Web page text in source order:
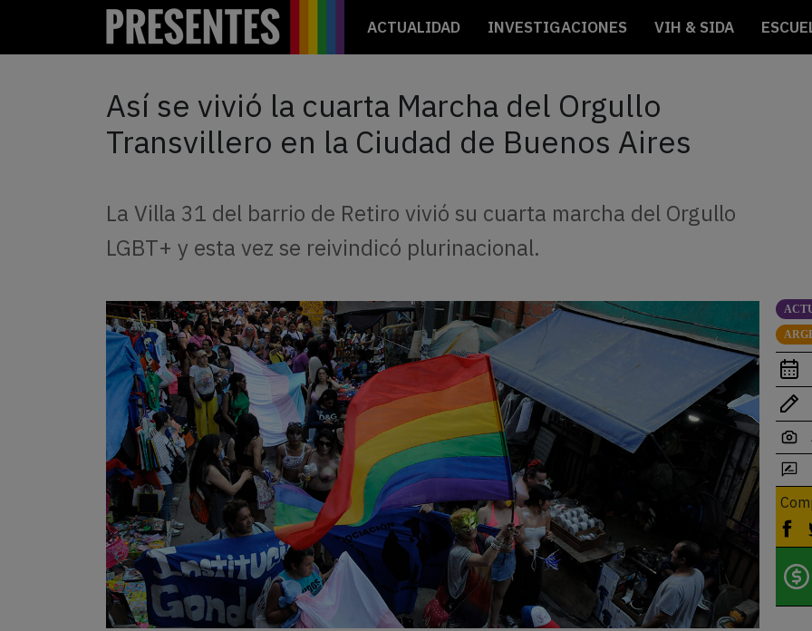
ACTUALIDAD INVESTIGACIONES VIH & SIDA
Así se vivió la cuarta Marcha del Orgullo
Transvillero en la Ciudad de Buenos Aires
La Villa 31 del barrio de Retiro vivió su cuarta marcha del Orgullo
LGBT+ y esta vez se reivindicó plurinacional.